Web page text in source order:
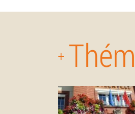
+